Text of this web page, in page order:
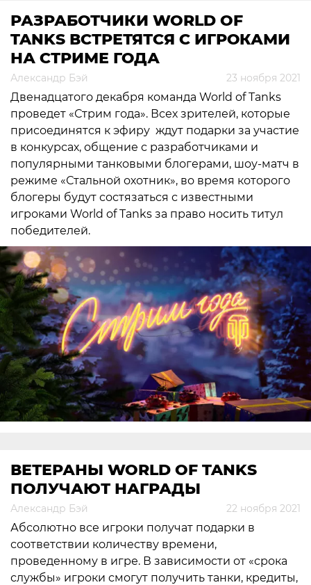
РАЗРАБОТЧИКИ WORLD OF
TANKS ВСТРЕТЯТСЯ С ИГРОКАМИ
НА СТРИМЕ ГОДА
Александр Бэй 23 ноября 2021
Двенадцатого декабря команда World of Tanks
проведет «Стрим года». Всех зрителей, которые
присоединятся к эфиру ждут подарки за участие
в конкурсах, общение с разработчиками и
популярными танковыми блогерами, шоу-матч в
режиме «Стальной охотник», во время которого
блогеры будут состязаться с известными
игроками World of Tanks за право носить титул
победителей.
ВЕТЕРАНЫ WORLD OF TANKS
ПОЛУЧАЮТ НАГРАДЫ
Александр Бэй 22 ноября 2021
Абсолютно все игроки получат подарки в
соответствии количеству времени,
проведенному в игре. В зависимости от «срока
службы» игроки смогут получить танки, кредиты,